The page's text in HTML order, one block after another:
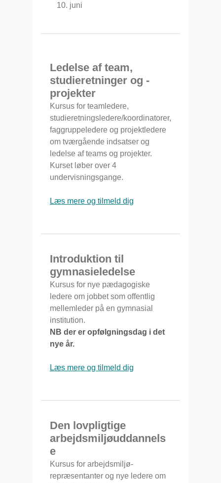
10. juni
Ledelse af team,
studieretninger og -
projekter
Kursus for teamledere,
studieretningsledere/koordinatorer,
faggruppeledere og projektledere
om tværgående indsatser og
ledelse af teams og projekter.
Kurset løber over 4
undervisningsgange.
Læs mere og tilmeld dig
Introduktion til
gymnasieledelse
Kursus for nye pædagogiske
ledere om jobbet som offentlig
mellemleder på en gymnasial
institution.
NB der er opfølgningsdag i det
nye år.
Læs mere og tilmeld dig
Den lovpligtige
arbejdsmiljøuddannels
e
Kursus for arbejdsmiljø-
repræsentanter og nye ledere om